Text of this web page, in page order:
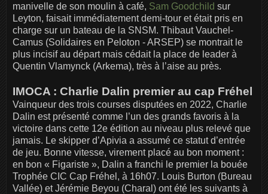
manivelle de son moulin à café, Sam Goodchild sur
Leyton, faisait immédiatement demi-tour et était pris en
charge sur un bateau de la SNSM. Thibaut Vauchel-
Camus (Solidaires en Peloton - ARSEP) se montrait le
plus incisif au départ mais cédait la place de leader à
Quentin Vlamynck (Arkema), très à l’aise au près.
IMOCA : Charlie Dalin premier au cap Fréhel
Vainqueur des trois courses disputées en 2022, Charlie
Dalin est présenté comme l’un des grands favoris à la
victoire dans cette 12e édition au niveau plus relevé que
jamais. Le skipper d’Apivia a assumé ce statut d’entrée
de jeu. Bonne vitesse, virement placé au bon moment :
en bon « Figariste », Dalin a franchi le premier la bouée
Trophée CIC Cap Fréhel, à 16h07. Louis Burton (Bureau
Vallée) et Jérémie Beyou (Charal) ont été les suivants à